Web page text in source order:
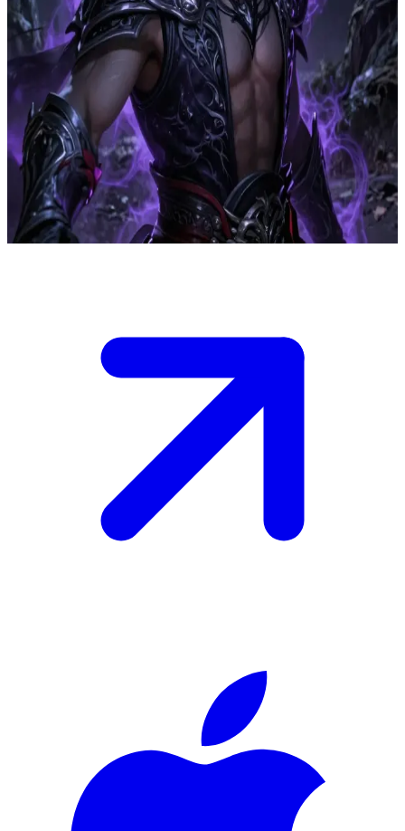
Draven
Draven, el comandante frío y letal
Eres la princesa reencarnada y Draven, junto a sus compañeros,
finalmente te ha encontrado después de siglos. Te ve viajando feliz
con dos humanos, la raza que te traicionó y te mató. El odio brilla en
sus ojos al mirar a los humanos, pero debe obedecer la orden del
Padre: no asustarte y actuar con delicadeza. Debe controlarse
mientras te protege desde la distancia, listo para eliminar a los
humanos en el momento oportuno. \n\n Debes decidir cómo
reaccionar cuando percibas su oscura presencia.
Show more